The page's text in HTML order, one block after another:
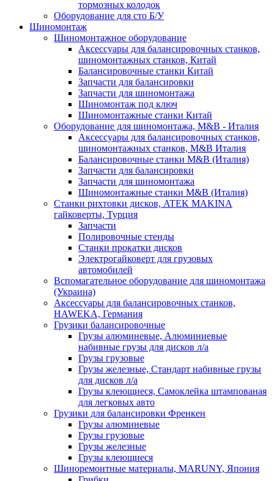
тормозных колодок
Оборудование для сто Б/У
Шиномонтаж
Шиномонтажное оборудование
Аксессуары для балансировочных станков,
шиномонтажных станков, Китай
Балансировочные станки Китай
Запчасти для балансировки
Запчасти для шиномонтажа
Шиномонтаж под ключ
Шиномонтажные станки Китай
Оборудование для шиномонтажа, M&B - Италия
Аксессуары для балансировочных станков,
шиномонтажных станков, M&B Италия
Балансировочные станки M&B (Италия)
Запчасти для балансировки
Запчасти для шиномонтажа
Шиномонтажные станки M&B (Италия)
Станки рихтовки дисков, ATEK MAKINA
гайковерты, Турция
Запчасти
Полировочные стенды
Станки прокатки дисков
Электрогайковерт для грузовых
автомобилей
Вспомагательное оборудование для шиномонтажа
(Украина)
Аксессуары для балансировочных станков,
HAWEKA, Германия
Грузики балансировочные
Грузы алюминевые, Алюминиевые
набивные грузы для дисков л/а
Грузы грузовые
Грузы железные, Cтандарт набивные грузы
для дисков л/а
Грузы клеющиеся, Самоклейка штампованая
для легковых авто
Грузики для балансировки Френкен
Грузы алюминевые
Грузы грузовые
Грузы железные
Грузы клеющиеся
Шиноремонтные материалы, MARUNY, Япония